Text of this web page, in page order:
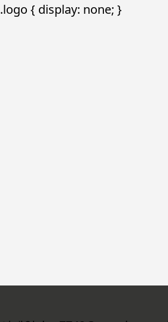
.logo { display: none; }